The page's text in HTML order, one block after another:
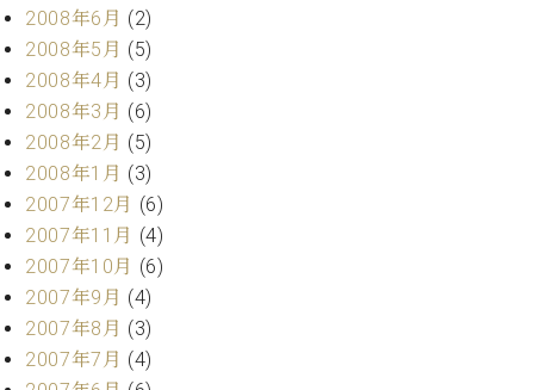
2008年6月 (2)
2008年5月 (5)
2008年4月 (3)
2008年3月 (6)
2008年2月 (5)
2008年1月 (3)
2007年12月 (6)
2007年11月 (4)
2007年10月 (6)
2007年9月 (4)
2007年8月 (3)
2007年7月 (4)